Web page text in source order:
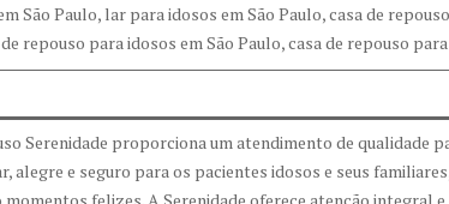
São Paulo, lar para idosos em São Paulo, casa de
repouso para idosos em São Paulo, casa de repouso para
Serenidade proporciona um atendimento de qualidade
alegre e seguro para os pacientes idosos e seus
felizes. A Serenidade oferece atenção integral